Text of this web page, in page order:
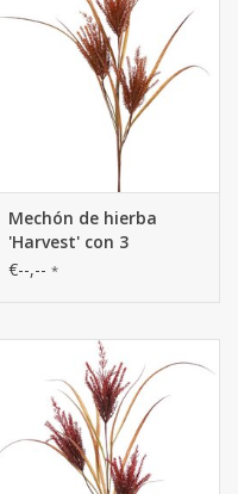
Mechón de hierba
'Harvest' con 3
penachos de plástico
€--,-- *